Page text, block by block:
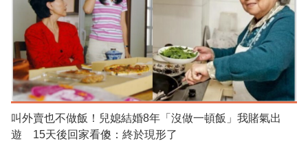
叫外賣也不做飯！兒媳結婚8年「沒做一頓飯」我賭氣出
遊 15天後回家看傻：終於現形了